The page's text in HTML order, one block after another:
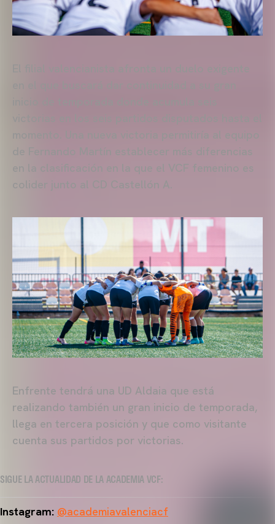
de Fernando Martín establecer más diferencias
en la clasificación en la que el VCF femenino es
colider junto al CD Castellón A.
Enfrente tendrá una UD Aldaia que está
realizando también un gran inicio de temporada,
llega en tercera posición y que como visitante
cuenta sus partidos por victorias.
SIGUE LA ACTUALIDAD DE LA ACADEMIA VCF:
Instagram: @academiavalenciacf